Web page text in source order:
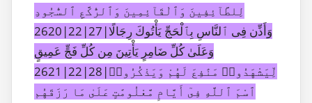
لِلطَّآئِفِينَ وَٱلْقَآئِمِينَ وَٱلرُّكَّعِ ٱلسُّجُودِ
2620|22|27|وَأَذِّن فِى ٱلنَّاسِ بِٱلْحَجِّ يَأْتُوكَ رِجَالًا
وَعَلَىٰ كُلِّ ضَامِرٍ يَأْتِينَ مِن كُلِّ فَجٍّ عَمِيقٍ
2621|22|28|لِّيَشْهَدُوا۟ مَنَٰفِعَ لَهُمْ وَيَذْكُرُوا۟
ٱسْمَ ٱللَّهِ فِىٓ أَيَّامٍ مَّعْلُومَٰتٍ عَلَىٰ مَا رَزَقَهُم